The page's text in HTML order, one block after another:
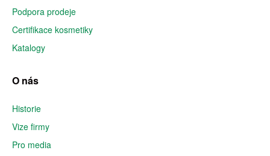
Podpora prodeje
Certifikace kosmetiky
Katalogy
O nás
Historie
Vize firmy
Pro media